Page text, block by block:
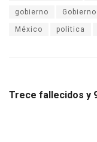
gobierno
México politica
Trece fallecidos y